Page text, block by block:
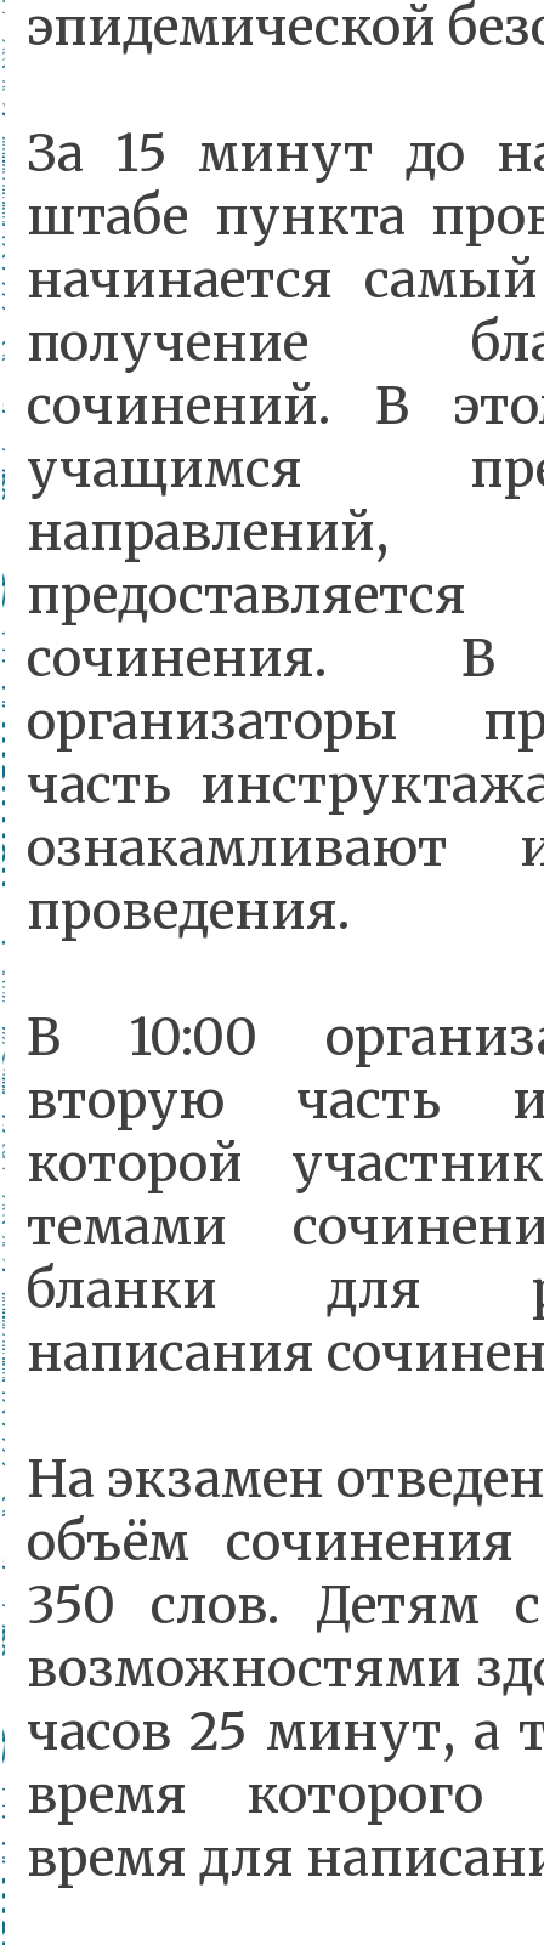
эпидемической
За 15 минут до
штабе пункта
начинается
получение
сочинений. В
учащимся
сочинения.
организаторы
часть
проведения.
В 10:00
вторую часть
которой
темами
бланки для
написания
На экзамен
объём
350 слов. Детям
возможностями
часов 25 минут, а
время которого
время для